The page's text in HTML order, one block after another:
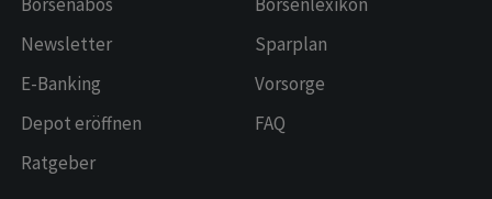
Börsenabos
Newsletter
E-Banking
Depot eröffnen
Ratgeber
Börsenlexikon
Sparplan
Vorsorge
FAQ